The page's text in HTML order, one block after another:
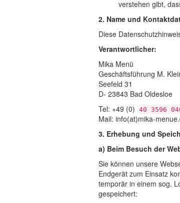
verstehen gibt,
2. Name und
Diese
Verantwortlicher:
Mika Menü
Geschäftsführung M.
Seefeld 31
D- 23843 Bad Oldesloe
Tel: +49 (0) 40 3596
Mail: info(at)mika-
3. Erhebung und
a) Beim Besuch der
Sie können unsere
Endgerät zum Einsatz
temporär in einem sog.
gespeichert: